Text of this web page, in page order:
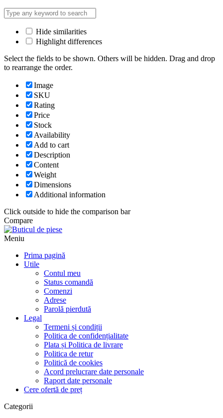
Hide similarities
Highlight differences
Select the fields to be shown. Others will be hidden. Drag and drop
to rearrange the order.
Image
SKU
Rating
Price
Stock
Availability
Add to cart
Description
Content
Weight
Dimensions
Additional information
Click outside to hide the comparison bar
Compare
Meniu
Prima pagină
Utile
Contul meu
Status comandă
Comenzi
Adrese
Parolă pierdută
Legal
Termeni și condiții
Politica de confidențialitate
Plata și Politica de livrare
Politica de retur
Politică de cookies
Acord prelucrare date personale
Raport date personale
Cere ofertă de preț
Categorii